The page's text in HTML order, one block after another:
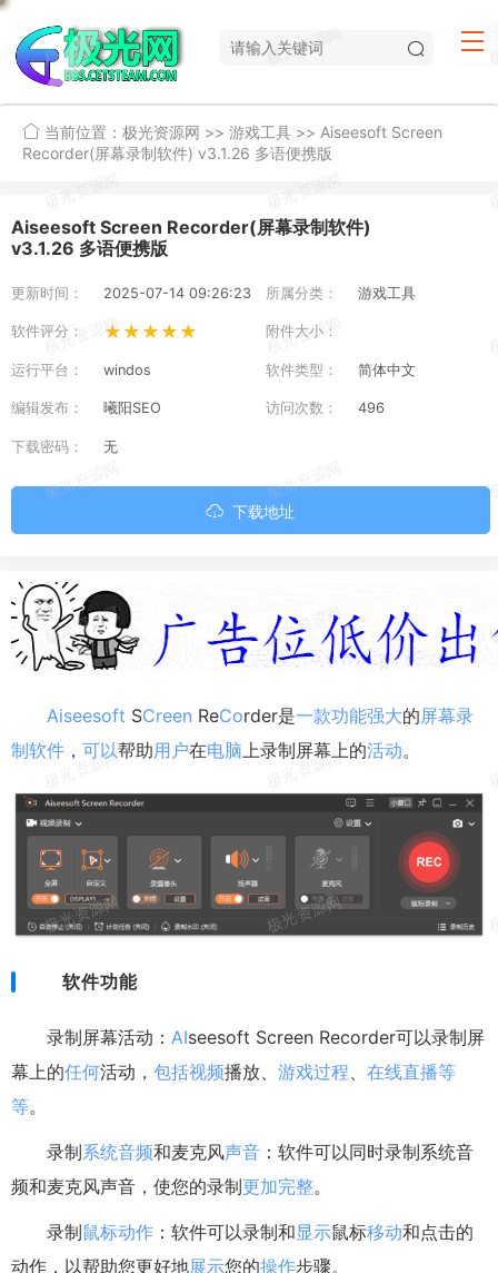
当前位置： 极光资源网 >> 游戏工具 >> Aiseesoft Screen
Recorder(屏幕录制软件) v3.1.26 多语便携版
Aiseesoft Screen Recorder(屏幕录制软件)
v3.1.26 多语便携版
更新时间： 2025-07-14 09:26:23 所属分类： 游戏工具
软件评分： ★★★★★ 附件大小：
运行平台： windos 软件类型： 简体中文
编辑发布： 曦阳SEO 访问次数： 496
下载密码： 无
下载地址
Aiseesoft SCreen ReCorder是一款功能强大的屏幕录
制软件 ， 可以帮助用户在电脑 上录制屏幕上的活动。
软件功能
录制屏幕活动： AIseesoft Screen Recorder可以录制屏
幕上的任何活动， 包括视频播放、 游戏过程 在线直播等
等。
录制系统音频和麦克风声音 ：软件可以同时录制系统音
频和麦克风声音，使您的录制更加完整。
录制鼠标动作 ：软件可以录制和显示鼠标移动和点击的
动作，以帮助您更好地展示您的操作步骤。